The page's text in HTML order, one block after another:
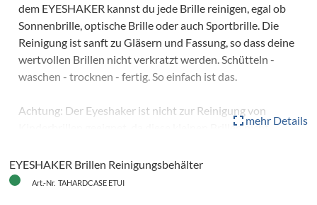
dem EYESHAKER kannst du jede Brille reinigen, egal ob
Sonnenbrille, optische Brille oder auch Sportbrille. Die
Reinigung ist sanft zu Gläsern und Fassung, so dass deine
wertvollen Brillen nicht verkratzt werden. Schütteln -
waschen - trocknen - fertig. So einfach ist das.
Achtung: Der Eyeshaker ist nicht zur Reinigung von
Kinderbrillen geeignet, da diese kleinen Brillen nicht
mehr Details
EYESHAKER Brillen Reinigungsbehälter
Art.-Nr. TAHARDCASE ETUI